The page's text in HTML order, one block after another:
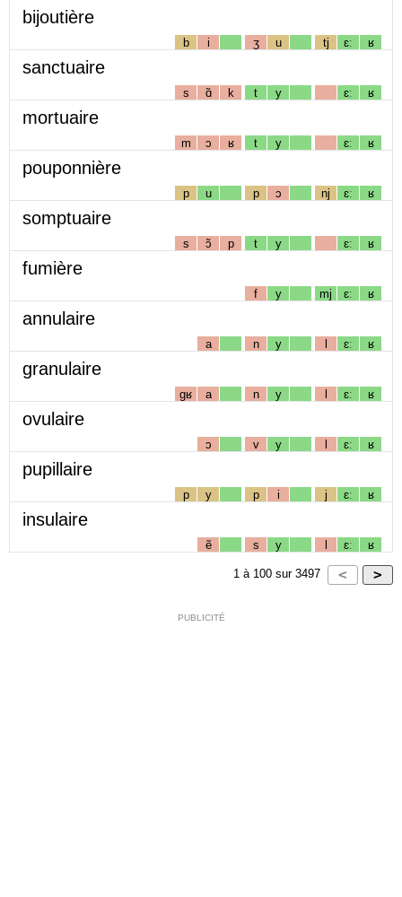
bijoutière
b i ʒ u tj ɛː ʁ
sanctuaire
s ɑ̃ k t y ɛː ʁ
mortuaire
m ɔ ʁ t y ɛː ʁ
pouponnière
p u p ɔ nj ɛː ʁ
somptuaire
s ɔ̃ p t y ɛː ʁ
fumière
f y mj ɛː ʁ
annulaire
a n y l ɛː ʁ
granulaire
gʁ a n y l ɛː ʁ
ovulaire
ɔ v y l ɛː ʁ
pupillaire
p y p i j ɛː ʁ
insulaire
ẽ s y l ɛː ʁ
1 à 100 sur 3497
PUBLICITÉ